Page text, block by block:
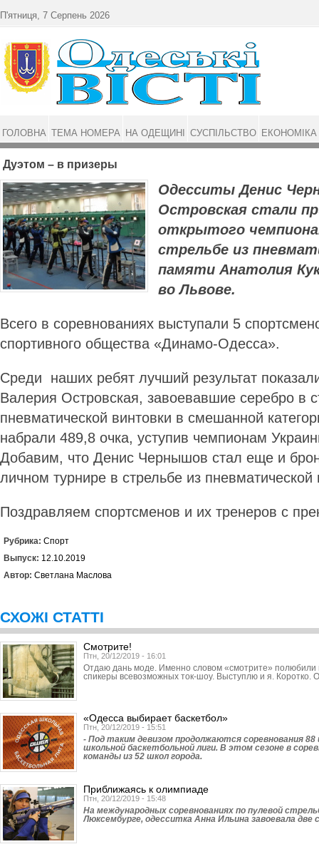
Дуэтом – в призеры
Одесситы Денис
Островская стали
открытого
стрельбе из
памяти Анатолия
во Львове.
Всего в соревнованиях выступали 5
спортивного общества «Динамо-Одесса».
Среди наших ребят лучший результат
Валерия Островская, завоевавшие серебро в
пневматической винтовки в смешанной
набрали 489,8 очка, уступив чемпионам
Добавим, что Денис Чернышов стал еще и
личном турнире в стрельбе из пневматической
Поздравляем спортсменов и их тренеров с
Рубрика: Спорт
Выпуск: 12.10.2019
Автор: Светлана Маслова
СХОЖІ СТАТТІ
Смотрите!
Птн, 20/12/2019 - 16:01
Отдаю дань моде. Именно словом «смотрите» полюбили
спикеры всевозможных ток-шоу. Выступлю и я. Коротко.
«Одесса выбирает баскетбол»
Птн, 20/12/2019 - 15:51
- Под таким девизом продолжаются соревнования
школьной баскетбольной лиги. В этом сезоне в
команды из 52 школ города.
Приближаясь к олимпиаде
Птн, 20/12/2019 - 15:48
На международных соревнованиях по пулевой
Люксембурге, одесситка Анна Ильина завоевала две
П'ятниця, 7 Серпень 2026
ГОЛОВНА ТЕМА НОМЕРА НА ОДЕЩИНІ СУСПІЛЬСТВО ЕКОНОМІКА